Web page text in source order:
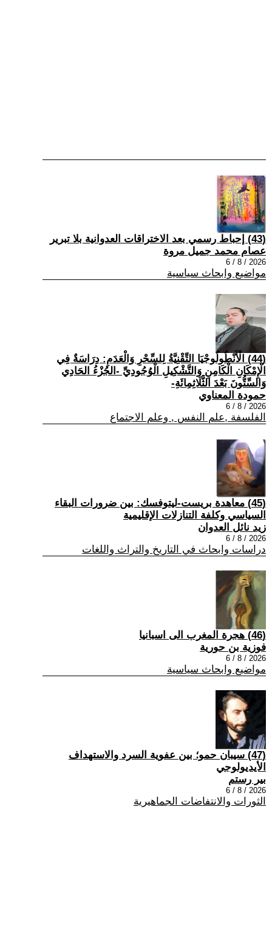
(43) إحباط رسمي بعد الاختراقات العدوانية بلا تبرير
عصام محمد جميل مروة
2026 / 8 / 6
مواضيع وابحاث سياسية
(44) الْأَنْطُولُوجْيَا التِّقْنِيَّةُ لِلسِّحْرِ وَالْعَدَمِ: دِرَاسَةٌ فِي
الْإِمْكَانِ الْكَامِنِ وَالتَّشْكِيلِ الْوُجُودِيِّ -الجُزْءُ الحَادِي
وَالسِّتُّونَ بَعْدَ الثَّلَاثِمِائَةِ-
حمودة المعناوي
2026 / 8 / 6
الفلسفة ,علم النفس , وعلم الاجتماع
(45) معاهدة بريست-ليتوفسك: بين ضرورات البقاء
السياسي وكلفة التنازلات الإقليمية
زيد نائل العدوان
2026 / 8 / 6
دراسات وابحاث في التاريخ والتراث واللغات
(46) هجرة المغرب الى اسبانيا
فوزية بن حورية
2026 / 8 / 6
مواضيع وابحاث سياسية
(47) سيبان حمو؛ بين عفوية السرد والاستهداف
الأيديولوجي
بير رستم
2026 / 8 / 6
الثورات والانتفاضات الجماهيرية